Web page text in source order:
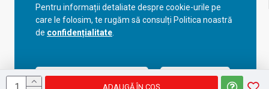
Pentru informații detaliate despre cookie-urile pe
care le folosim, te rugăm să consulți Politica noastră
de confidențialitate
Acceptă setările curente Configurează
ADAUGĂ ÎN COŞ